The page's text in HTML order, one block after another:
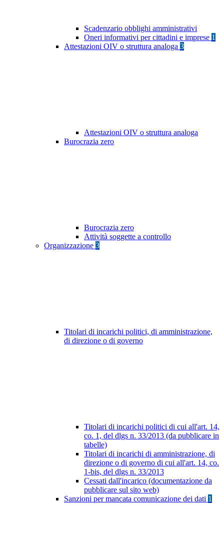
Scadenzario obblighi amministrativi
Oneri informativi per cittadini e imprese 1
Attestazioni OIV o struttura analoga 3
Attestazioni OIV o struttura analoga
Burocrazia zero
Burocrazia zero
Attività soggette a controllo
Organizzazione 3
Titolari di incarichi politici, di amministrazione,
di direzione o di governo
Titolari di incarichi politici di cui all'art. 14,
co. 1, del dlgs n. 33/2013 (da pubblicare in
tabelle)
Titolari di incarichi di amministrazione, di
direzione o di governo di cui all'art. 14, co.
1-bis, del dlgs n. 33/2013
Cessati dall'incarico (documentazione da
pubblicare sul sito web)
Sanzioni per mancata comunicazione dei dati 1